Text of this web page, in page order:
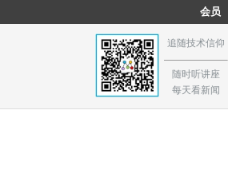
会员
追随技术信仰
随时听讲座
每天看新闻